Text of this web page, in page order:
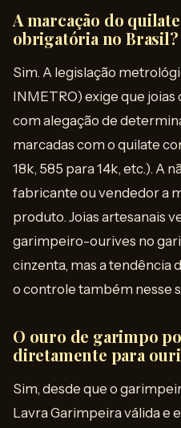
A marcação do
obrigatória no Brasil?
Sim. A legislação
INMETRO) exige que
com alegação de
marcadas com o quilate
18k, 585 para 14k, etc.). A
fabricante ou vendedor a
produto. Joias artesanais
garimpeiro-ourives no
cinzenta, mas a tendência
o controle também nesse
O ouro de garimpo
diretamente para
Sim, desde que o
Lavra Garimpeira válida e